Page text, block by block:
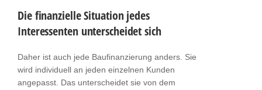
Die finanzielle Situation jedes
Interessenten unterscheidet sich
Daher ist auch jede Baufinanzierung anders. Sie
wird individuell an jeden einzelnen Kunden
angepasst. Das unterscheidet sie von dem